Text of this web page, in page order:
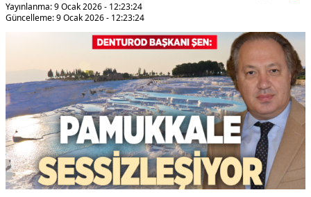
Yayınlanma: 9 Ocak 2026 - 12:23:24
Güncelleme: 9 Ocak 2026 - 12:23:24